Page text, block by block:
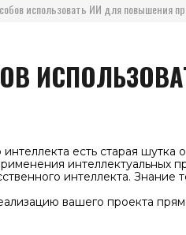
использовать ИИ для повышения
есть старая
интеллектуальных
интеллекта.
вашего проекта